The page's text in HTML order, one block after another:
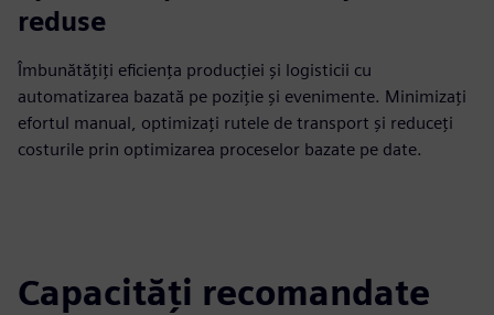
reduse
Îmbunătățiți eficiența producției și logisticii cu
automatizarea bazată pe poziție și evenimente. Minimizați
efortul manual, optimizați rutele de transport și reduceți
costurile prin optimizarea proceselor bazate pe date.
Capacități recomandate